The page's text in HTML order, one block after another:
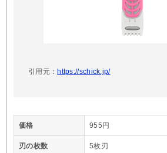
引用元： https://schick.jp/
価格 955円
刃の枚数 5枚刃